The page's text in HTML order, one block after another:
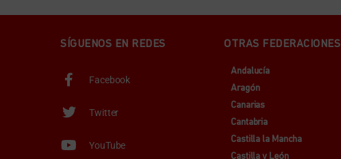
SÍGUENOS EN REDES
Facebook
Twitter
YouTube
OTRAS FEDERACIONES
Andalucía
Aragón
Canarias
Cantabria
Castilla la Mancha
Castilla y León